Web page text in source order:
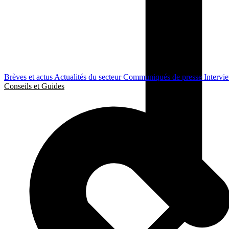
Brèves et actus Actualités du secteurCommuniqués de presse
Conseils et Guides